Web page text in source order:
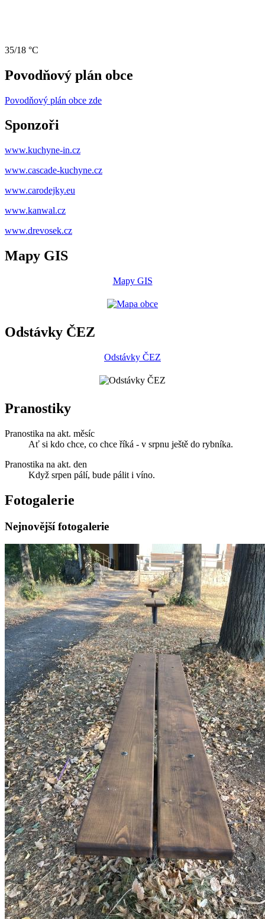
35/18 °C
Povodňový plán obce
Povodňový plán obce zde
Sponzoři
www.kuchyne-in.cz
www.cascade-kuchyne.cz
www.carodejky.eu
www.kanwal.cz
www.drevosek.cz
Mapy GIS
Mapy GIS
Odstávky ČEZ
Odstávky ČEZ
Pranostiky
Pranostika na akt. měsíc
Ať si kdo chce, co chce říká - v srpnu ještě do rybníka.
Pranostika na akt. den
Když srpen pálí, bude pálit i víno.
Fotogalerie
Nejnovější fotogalerie